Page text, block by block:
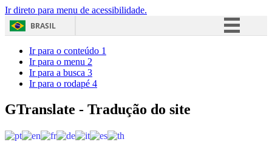
Ir direto para menu de acessibilidade.
BRASIL
Acesso à informação
Ir para o conteúdo 1
Ir para o menu 2
Ir para a busca 3
Ir para o rodapé 4
GTranslate - Tradução do site